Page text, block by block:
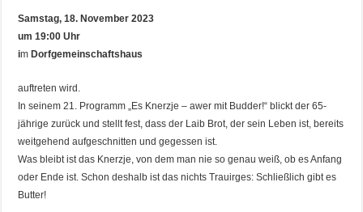
Samstag, 18. November 2023
um 19:00 Uhr
im Dorfgemeinschaftshaus
auftreten wird.
In seinem 21. Programm „Es Knerzje – awer mit Budder!“ blickt der 65-
jährige zurück und stellt fest, dass der Laib Brot, der sein Leben ist, bereits
weitgehend aufgeschnitten und gegessen ist.
Was bleibt ist das Knerzje, von dem man nie so genau weiß, ob es Anfang
oder Ende ist. Schon deshalb ist das nichts Trauirges: Schließlich gibt es
Butter!